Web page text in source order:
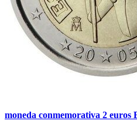
moneda conmemorativa 2 euros